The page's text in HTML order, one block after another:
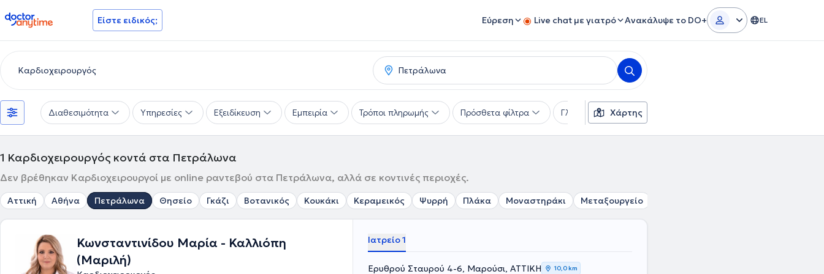
doctoranytime Είστε ειδικός; Εύρεση Live chat με γιατρό Ανακάλυψε το DO+ EL
Διαθεσιμότητα Υπηρεσίες Εξειδίκευση Εμπειρία Τρόποι πληρωμής Πρόσθετα φίλτρα Γλώσσες Φύλο
Χάρτης
1 Καρδιοχειρουργός κοντά στα Πετράλωνα
Δεν βρέθηκαν Καρδιοχειρουργοί με online ραντεβού στα Πετράλωνα, αλλά σε κοντινές περιοχές.
Αττική Αθήνα Πετράλωνα Θησείο Γκάζι Βοτανικός Κουκάκι Κεραμεικός Ψυρρή Πλάκα Μοναστηράκι Μεταξουργείο
Κωνσταντινίδου Μαρία - Καλλιόπη
(Μαριλή)
Ιατρείο 1
Ερυθρού Σταυρού 4-6, Μαρούσι, ΑΤΤΙΚΗ 10,0 km